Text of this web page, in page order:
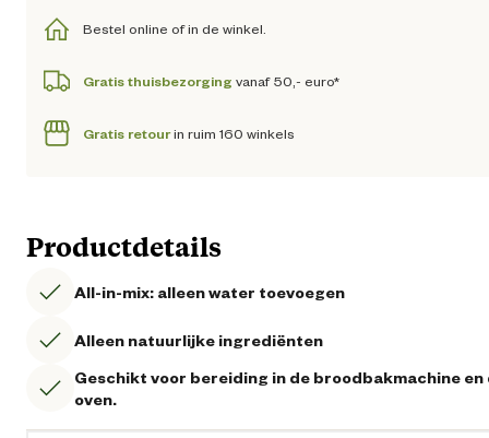
Bestel online of in de winkel.
Gratis thuisbezorging vanaf 50,- euro*
Gratis retourin ruim 160 winkels
Productdetails
All-in-mix: alleen water toevoegen
Alleen natuurlijke ingrediënten
Geschikt voor bereiding in de broodbakmachine en
oven.